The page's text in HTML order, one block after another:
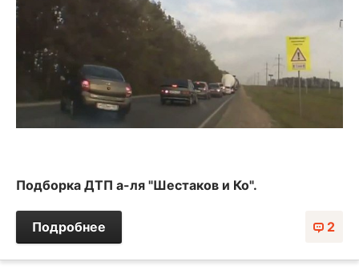
Подборка ДТП а-ля "Шестаков и Ко".
2
Подробнее